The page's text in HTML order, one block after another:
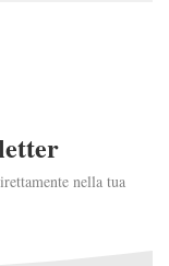
nella tua